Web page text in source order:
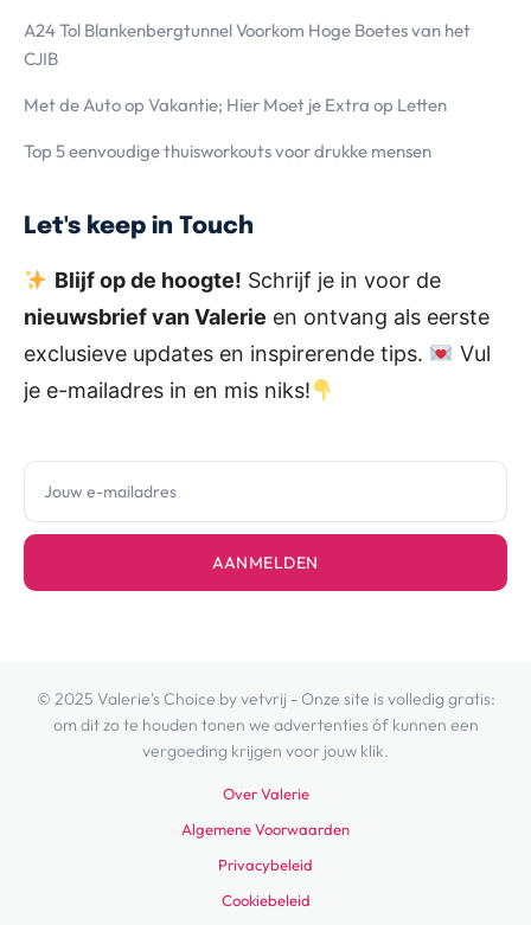
A24 Tol Blankenbergtunnel Voorkom Hoge Boetes van het
CJIB
Met de Auto op Vakantie; Hier Moet je Extra op Letten
Top 5 eenvoudige thuisworkouts voor drukke mensen
Let's keep in Touch
Blijf op de hoogte! Schrijf je in voor de
nieuwsbrief van Valerie en ontvang als eerste
exclusieve updates en inspirerende tips.
Vul
je e-mailadres in en mis niks!
AANMELDEN
© 2025 Valerie's Choice by vetvrij - Onze site is volledig gratis:
om dit zo te houden tonen we advertenties óf kunnen een
vergoeding krijgen voor jouw klik.
Over Valerie
Algemene Voorwaarden
Privacybeleid
Cookiebeleid